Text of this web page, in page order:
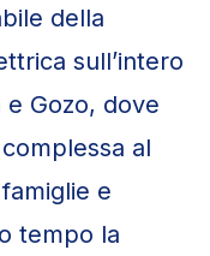
della
sull’intero
Gozo, dove
al
e
tempo la